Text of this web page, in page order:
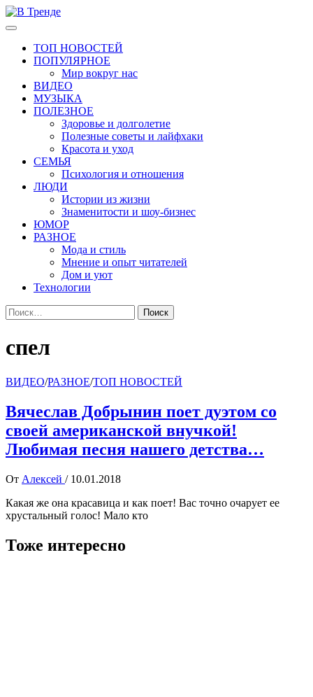
Перейти
к
Основное
ТОП НОВОСТЕЙ
ПОПУЛЯРНОЕ
Мир вокруг нас
ВИДЕО
МУЗЫКА
ПОЛЕЗНОЕ
Здоровье и долголетие
Полезные советы и лайфхаки
Красота и уход
СЕМЬЯ
Психология и отношения
ЛЮДИ
Истории из жизни
Знаменитости и шоу-бизнес
ЮМОР
РАЗНОЕ
Мода и стиль
Мнение и опыт читателей
Дом и уют
Технологии
Найти:
спел
ВИДЕО/РАЗНОЕ/ТОП НОВОСТЕЙ
Вячеслав Добрынин поет дуэтом со
своей американской внучкой!
Любимая песня нашего детства…
От Алексей / 10.01.2018
Какая же она красавица и как поет! Вас точно очарует ее
хрустальный голос! Мало кто
Тоже интересно